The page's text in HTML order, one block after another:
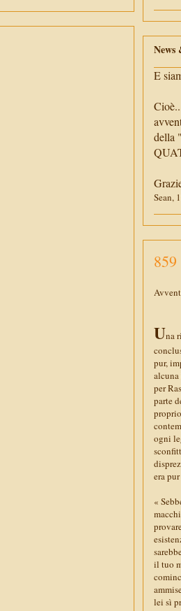
News
E
della
Sean,
859
Una
pur,
alcuna
per
parte
ogni
era
«
il tuo
lei sì